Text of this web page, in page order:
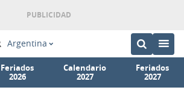
Argentina
Feriados
2026
Calendario
2027
Feriados
2027